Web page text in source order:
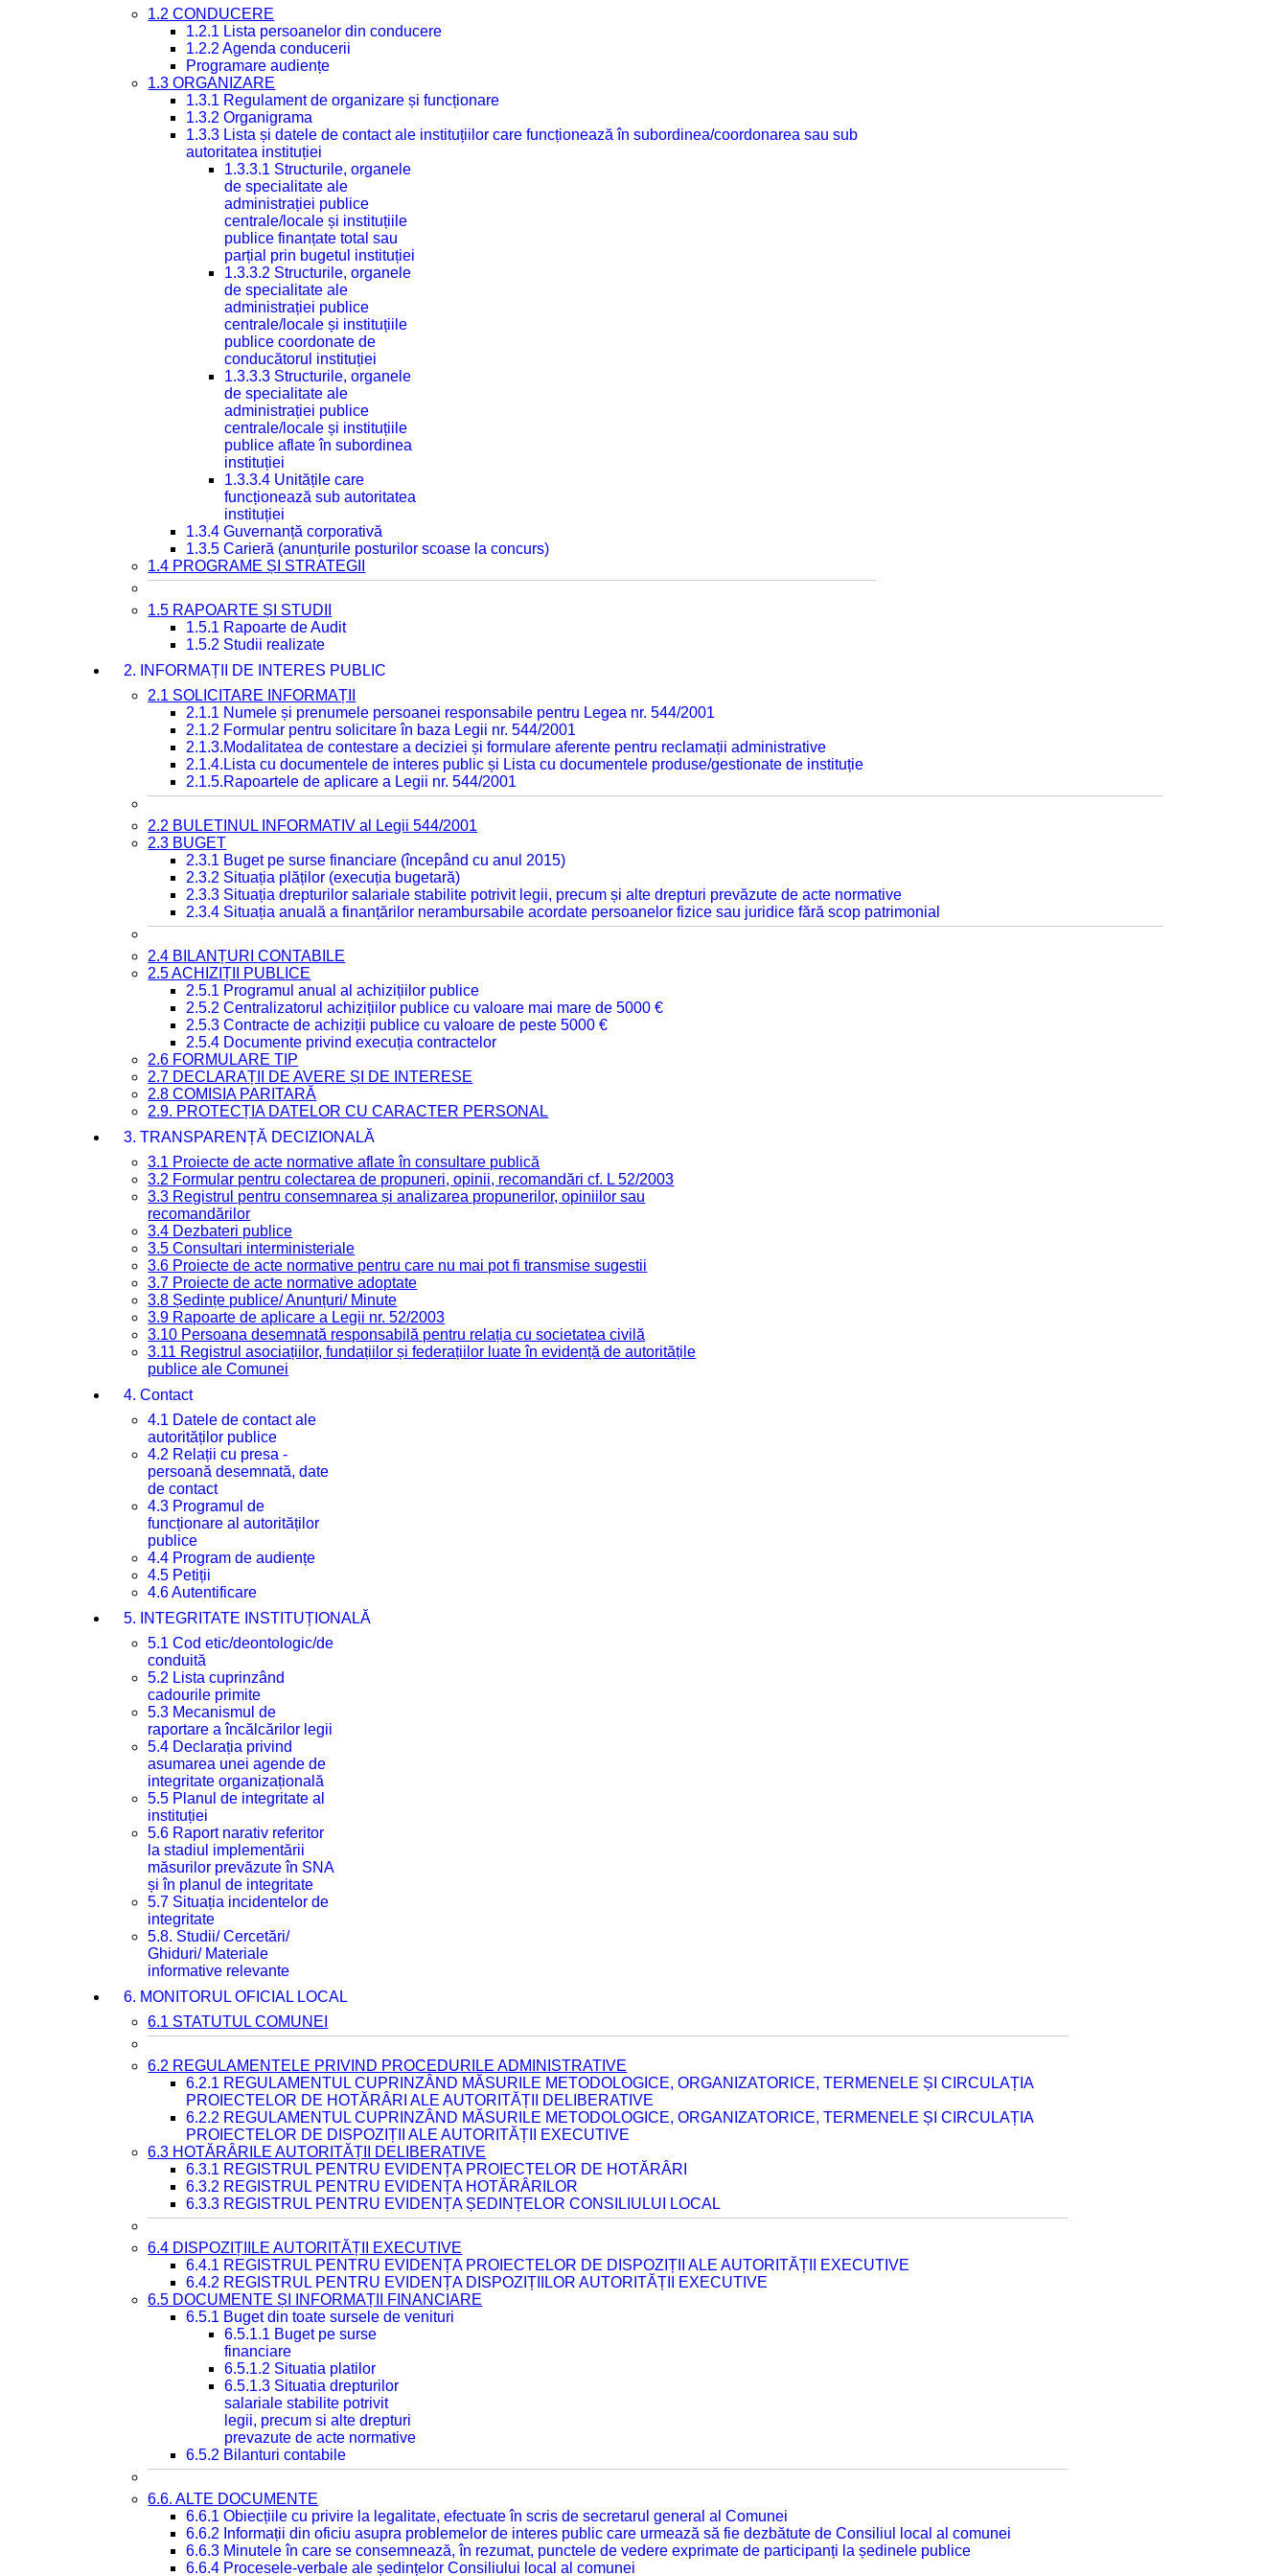
1.2 CONDUCERE
1.2.1 Lista persoanelor din conducere
1.2.2 Agenda conducerii
Programare audiențe
1.3 ORGANIZARE
1.3.1 Regulament de organizare și funcționare
1.3.2 Organigrama
1.3.3 Lista și datele de contact ale instituțiilor care funcționează în subordinea/coordonarea sau sub
autoritatea instituției
1.3.3.1 Structurile, organele
de specialitate ale
administrației publice
centrale/locale și instituțiile
publice finanțate total sau
parțial prin bugetul instituției
1.3.3.2 Structurile, organele
de specialitate ale
administrației publice
centrale/locale și instituțiile
publice coordonate de
conducătorul instituției
1.3.3.3 Structurile, organele
de specialitate ale
administrației publice
centrale/locale și instituțiile
publice aflate în subordinea
instituției
1.3.3.4 Unitățile care
funcționează sub autoritatea
instituției
1.3.4 Guvernanță corporativă
1.3.5 Carieră (anunțurile posturilor scoase la concurs)
1.4 PROGRAME ȘI STRATEGII
1.5 RAPOARTE ȘI STUDII
1.5.1 Rapoarte de Audit
1.5.2 Studii realizate
2. INFORMAȚII DE INTERES PUBLIC
2.1 SOLICITARE INFORMAȚII
2.1.1 Numele și prenumele persoanei responsabile pentru Legea nr. 544/2001
2.1.2 Formular pentru solicitare în baza Legii nr. 544/2001
2.1.3.Modalitatea de contestare a deciziei și formulare aferente pentru reclamații administrative
2.1.4.Lista cu documentele de interes public și Lista cu documentele produse/gestionate de instituție
2.1.5.Rapoartele de aplicare a Legii nr. 544/2001
2.2 BULETINUL INFORMATIV al Legii 544/2001
2.3 BUGET
2.3.1 Buget pe surse financiare (începând cu anul 2015)
2.3.2 Situația plăților (execuția bugetară)
2.3.3 Situația drepturilor salariale stabilite potrivit legii, precum și alte drepturi prevăzute de acte normative
2.3.4 Situația anuală a finanțărilor nerambursabile acordate persoanelor fizice sau juridice fără scop patrimonial
2.4 BILANȚURI CONTABILE
2.5 ACHIZIȚII PUBLICE
2.5.1 Programul anual al achizițiilor publice
2.5.2 Centralizatorul achizițiilor publice cu valoare mai mare de 5000 €
2.5.3 Contracte de achiziții publice cu valoare de peste 5000 €
2.5.4 Documente privind execuția contractelor
2.6 FORMULARE TIP
2.7 DECLARAȚII DE AVERE ȘI DE INTERESE
2.8 COMISIA PARITARĂ
2.9. PROTECȚIA DATELOR CU CARACTER PERSONAL
3. TRANSPARENȚĂ DECIZIONALĂ
3.1 Proiecte de acte normative aflate în consultare publică
3.2 Formular pentru colectarea de propuneri, opinii, recomandări cf. L 52/2003
3.3 Registrul pentru consemnarea și analizarea propunerilor, opiniilor sau
recomandărilor
3.4 Dezbateri publice
3.5 Consultari interministeriale
3.6 Proiecte de acte normative pentru care nu mai pot fi transmise sugestii
3.7 Proiecte de acte normative adoptate
3.8 Ședințe publice/ Anunțuri/ Minute
3.9 Rapoarte de aplicare a Legii nr. 52/2003
3.10 Persoana desemnată responsabilă pentru relația cu societatea civilă
3.11 Registrul asociațiilor, fundațiilor și federațiilor luate în evidență de autoritățile
publice ale Comunei
4. Contact
4.1 Datele de contact ale
autorităților publice
4.2 Relații cu presa -
persoană desemnată, date
de contact
4.3 Programul de
funcționare al autorităților
publice
4.4 Program de audiențe
4.5 Petiții
4.6 Autentificare
5. INTEGRITATE INSTITUȚIONALĂ
5.1 Cod etic/deontologic/de
conduită
5.2 Lista cuprinzând
cadourile primite
5.3 Mecanismul de
raportare a încălcărilor legii
5.4 Declarația privind
asumarea unei agende de
integritate organizațională
5.5 Planul de integritate al
instituției
5.6 Raport narativ referitor
la stadiul implementării
măsurilor prevăzute în SNA
și în planul de integritate
5.7 Situația incidentelor de
integritate
5.8. Studii/ Cercetări/
Ghiduri/ Materiale
informative relevante
6. MONITORUL OFICIAL LOCAL
6.1 STATUTUL COMUNEI
6.2 REGULAMENTELE PRIVIND PROCEDURILE ADMINISTRATIVE
6.2.1 REGULAMENTUL CUPRINZÂND MĂSURILE METODOLOGICE, ORGANIZATORICE, TERMENELE ȘI CIRCULAȚIA
PROIECTELOR DE HOTĂRÂRI ALE AUTORITĂȚII DELIBERATIVE
6.2.2 REGULAMENTUL CUPRINZÂND MĂSURILE METODOLOGICE, ORGANIZATORICE, TERMENELE ȘI CIRCULAȚIA
PROIECTELOR DE DISPOZIȚII ALE AUTORITĂȚII EXECUTIVE
6.3 HOTĂRÂRILE AUTORITĂȚII DELIBERATIVE
6.3.1 REGISTRUL PENTRU EVIDENȚA PROIECTELOR DE HOTĂRÂRI
6.3.2 REGISTRUL PENTRU EVIDENȚA HOTĂRÂRILOR
6.3.3 REGISTRUL PENTRU EVIDENȚA ȘEDINȚELOR CONSILIULUI LOCAL
6.4 DISPOZIȚIILE AUTORITĂȚII EXECUTIVE
6.4.1 REGISTRUL PENTRU EVIDENȚA PROIECTELOR DE DISPOZIȚII ALE AUTORITĂȚII EXECUTIVE
6.4.2 REGISTRUL PENTRU EVIDENȚA DISPOZIȚIILOR AUTORITĂȚII EXECUTIVE
6.5 DOCUMENTE ȘI INFORMAȚII FINANCIARE
6.5.1 Buget din toate sursele de venituri
6.5.1.1 Buget pe surse
financiare
6.5.1.2 Situatia platilor
6.5.1.3 Situatia drepturilor
salariale stabilite potrivit
legii, precum si alte drepturi
prevazute de acte normative
6.5.2 Bilanturi contabile
6.6. ALTE DOCUMENTE
6.6.1 Obiecțiile cu privire la legalitate, efectuate în scris de secretarul general al Comunei
6.6.2 Informații din oficiu asupra problemelor de interes public care urmează să fie dezbătute de Consiliul local al comunei
6.6.3 Minutele în care se consemnează, în rezumat, punctele de vedere exprimate de participanți la ședinele publice
6.6.4 Procesele-verbale ale ședințelor Consiliului local al comunei